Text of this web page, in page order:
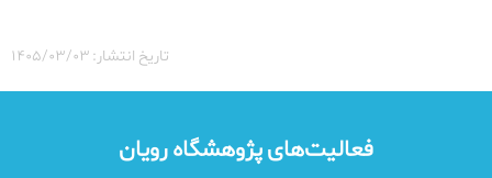
تاریخ انتشار: ۱۴۰۵/۰۳/۰۳
فعالیت‌های پژوهشگاه رویان